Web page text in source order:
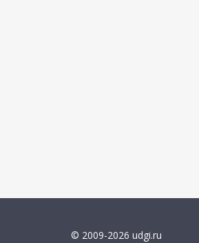
© 2009-2026 udgi.ru